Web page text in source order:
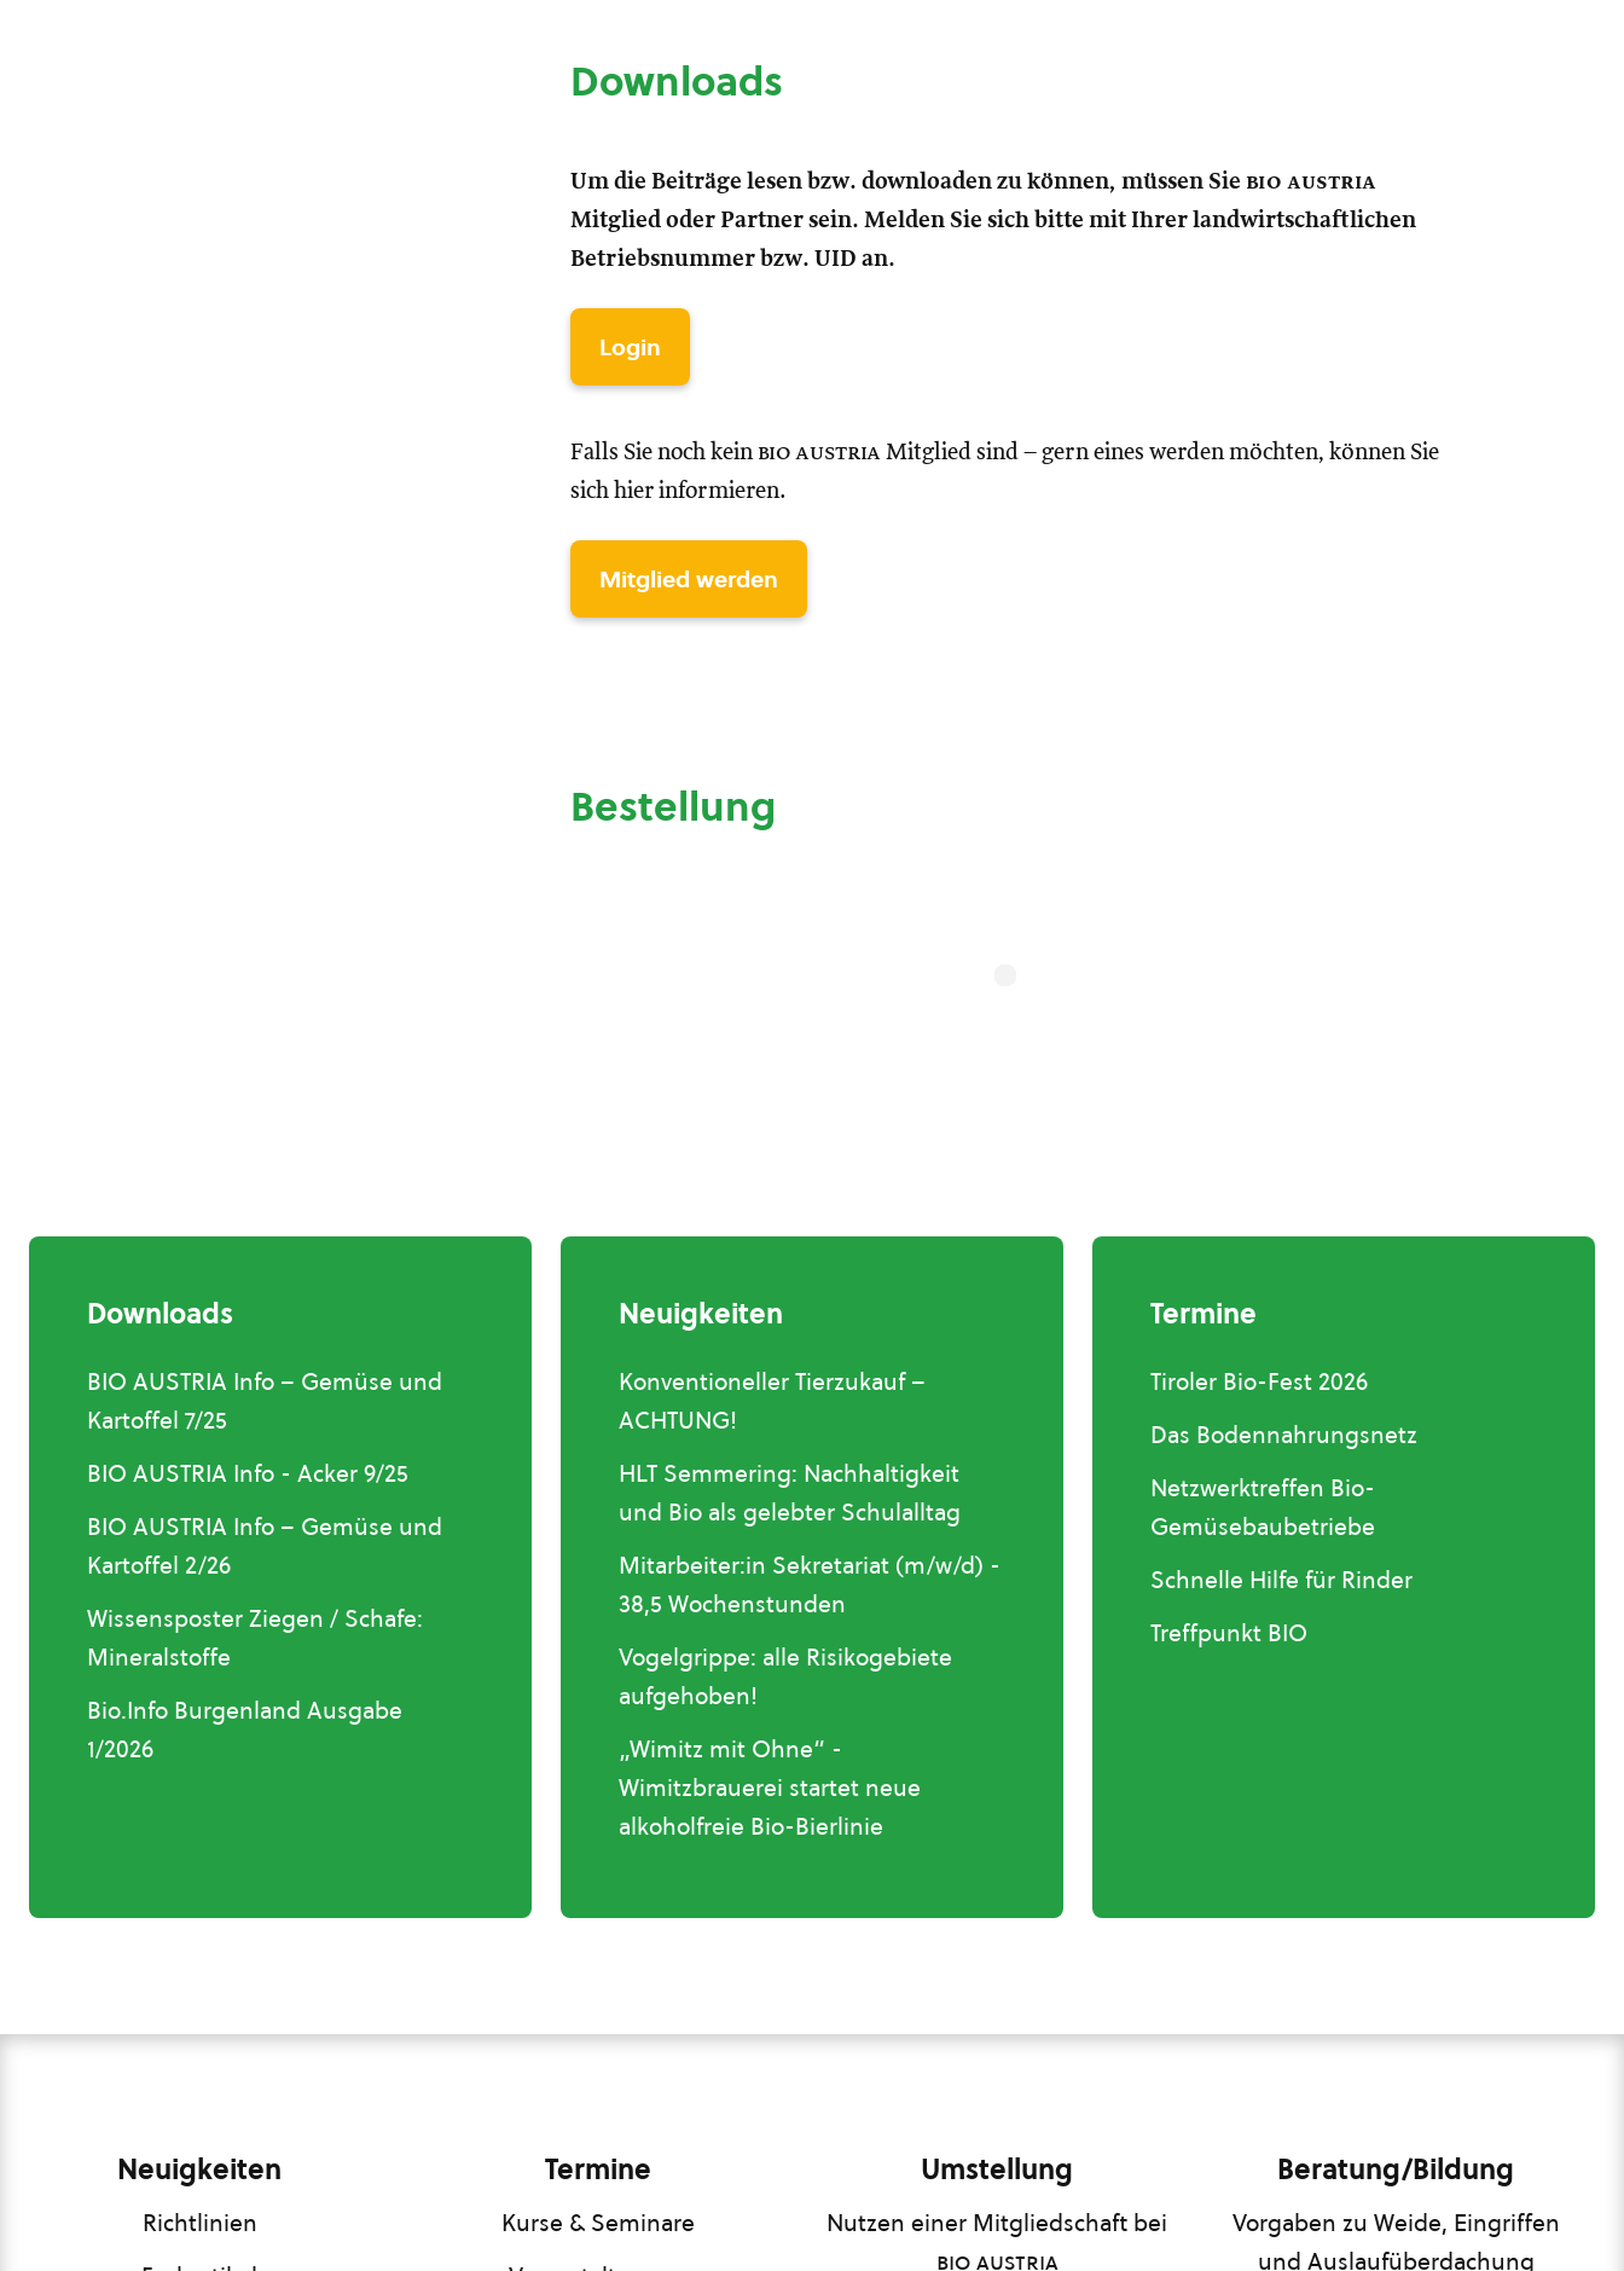
Downloads
Um die Beiträge lesen bzw. downloaden zu können, müssen Sie bio austria
Mitglied oder Partner sein. Melden Sie sich bitte mit Ihrer landwirtschaftlichen
Betriebsnummer bzw. UID an.
Login
Falls Sie noch kein bio austria Mitglied sind – gern eines werden möchten, können Sie
sich hier informieren.
Mitglied werden
Bestellung
Downloads
BIO AUSTRIA Info – Gemüse und
Kartoffel 7/25
BIO AUSTRIA Info - Acker 9/25
BIO AUSTRIA Info – Gemüse und
Kartoffel 2/26
Wissensposter Ziegen / Schafe:
Mineralstoffe
Bio.Info Burgenland Ausgabe
1/2026
Neuigkeiten
Konventioneller Tierzukauf –
ACHTUNG!
HLT Semmering: Nachhaltigkeit
und Bio als gelebter Schulalltag
Mitarbeiter:in Sekretariat (m/w/d) -
38,5 Wochenstunden
Vogelgrippe: alle Risikogebiete
aufgehoben!
„Wimitz mit Ohne“ -
Wimitzbrauerei startet neue
alkoholfreie Bio-Bierlinie
Termine
Tiroler Bio-Fest 2026
Das Bodennahrungsnetz
Netzwerktreffen Bio-
Gemüsebaubetriebe
Schnelle Hilfe für Rinder
Treffpunkt BIO
Neuigkeiten
Richtlinien
Termine
Kurse & Seminare
Umstellung
Nutzen einer Mitgliedschaft bei
bio austria
Beratung/Bildung
Vorgaben zu Weide, Eingriffen
und Auslaufüberdachung